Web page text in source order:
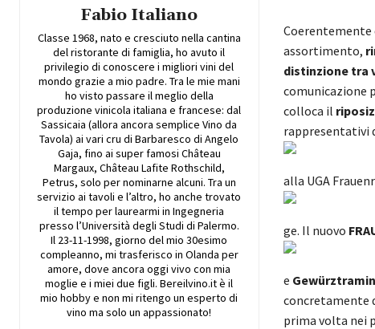
Fabio Italiano
Classe 1968, nato e cresciuto nella cantina
del ristorante di famiglia, ho avuto il
privilegio di conoscere i migliori vini del
mondo grazie a mio padre. Tra le mie mani
ho visto passare il meglio della
produzione vinicola italiana e francese: dal
Sassicaia (allora ancora semplice Vino da
Tavola) ai vari cru di Barbaresco di Angelo
Gaja, fino ai super famosi Château
Margaux, Château Lafite Rothschild,
Petrus, solo per nominarne alcuni. Tra un
servizio ai tavoli e l’altro, ho anche trovato
il tempo per laurearmi in Ingegneria
presso l’Università degli Studi di Palermo.
Il 23-11-1998, giorno del mio 30esimo
compleanno, mi trasferisco in Olanda per
amore, dove ancora oggi vivo con mia
moglie e i miei due figli. Bereilvino.it è il
mio hobby e non mi ritengo un esperto di
vino ma solo un appassionato!
Coerentemente
assortimento,
distinzione tra
comunicazione
colloca il
rappresentativi
alla UGA
ge. Il nuovo
e
concretamente
prima volta nei